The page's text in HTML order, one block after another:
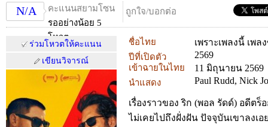
N/A
คะแนนสยามโซน
รออย่างน้อย 5
โหวต
ถูกใจ/บอกต่อ
ร่วมโหวตให้คะแนน
เขียนวิจารณ์
ชื่อไทย เพราะเพลงนี้ เพ
ปีที่เปิดตัว 2569
เข้าฉายในไทย 11 มิถุนายน 2569
นำแสดง Paul Rudd, Nick
เรื่องราวของ ริก (พอล รัดด์) อดีตร็
ไม่เคยไปถึงฝั่งฝัน ปัจจุบันเขาลงเ